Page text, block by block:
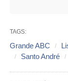
TAGS:
Grande ABC
Santo André